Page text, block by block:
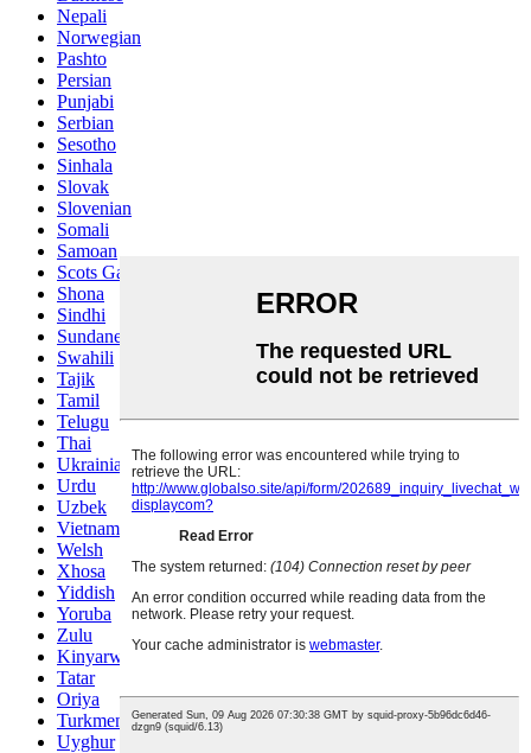
Nepali
Norwegian
Pashto
Persian
Punjabi
Serbian
Sesotho
Sinhala
Slovak
Slovenian
Somali
Samoan
Scots Gaelic
Shona
Sindhi
Sundanese
Swahili
Tajik
Tamil
Telugu
Thai
Ukrainian
Urdu
Uzbek
Vietnamese
Welsh
Xhosa
Yiddish
Yoruba
Zulu
Kinyarwanda
Tatar
Oriya
Turkmen
Uyghur